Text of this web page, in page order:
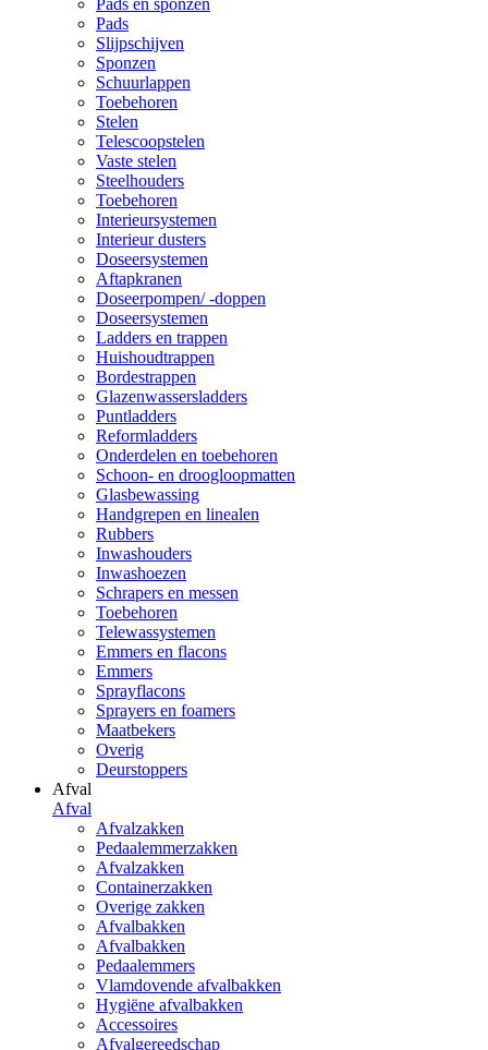
Pads
Slijpschijven
Sponzen
Schuurlappen
Toebehoren
Stelen
Telescoopstelen
Vaste stelen
Steelhouders
Toebehoren
Interieursystemen
Interieur dusters
Doseersystemen
Aftapkranen
Doseerpompen/ -doppen
Doseersystemen
Ladders en trappen
Huishoudtrappen
Bordestrappen
Glazenwassersladders
Puntladders
Reformladders
Onderdelen en toebehoren
Schoon- en droogloopmatten
Glasbewassing
Handgrepen en linealen
Rubbers
Inwashouders
Inwashoezen
Schrapers en messen
Toebehoren
Telewassystemen
Emmers en flacons
Emmers
Sprayflacons
Sprayers en foamers
Maatbekers
Overig
Deurstoppers
Afval
Afval
Afvalzakken
Pedaalemmerzakken
Afvalzakken
Containerzakken
Overige zakken
Afvalbakken
Afvalbakken
Pedaalemmers
Vlamdovende afvalbakken
Hygiëne afvalbakken
Accessoires
Afvalgereedschap